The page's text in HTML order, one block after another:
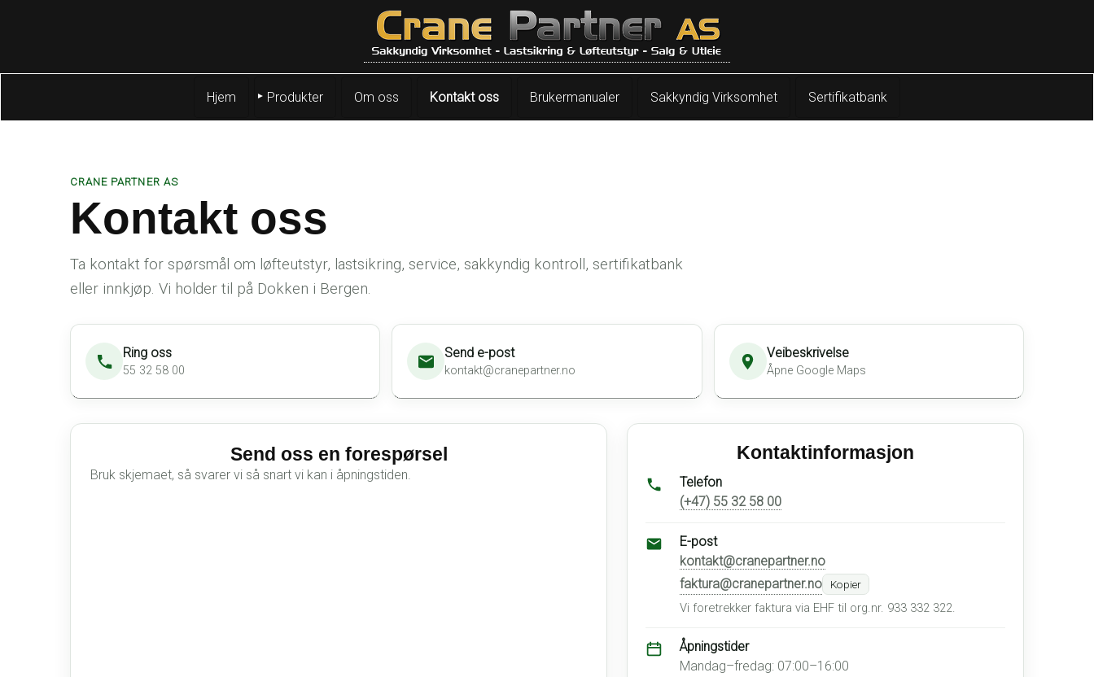
Hjem Produkter Om oss Kontakt oss Brukermanualer Sakkyndig Virksomhet Sertifikatbank
CRANE PARTNER AS
Kontakt oss
Ta kontakt for spørsmål om løfteutstyr, lastsikring, service, sakkyndig kontroll, sertifikatbank
eller innkjøp. Vi holder til på Dokken i Bergen.
Ring oss
55 32 58 00
Send e-post
kontakt@cranepartner.no
Veibeskrivelse
Åpne Google Maps
Send oss en forespørsel
Bruk skjemaet, så svarer vi så snart vi kan i åpningstiden.
Kontaktinformasjon
Telefon
(+47) 55 32 58 00
E-post
kontakt@cranepartner.no
faktura@cranepartner.no
Kopier
Vi foretrekker faktura via EHF til org.nr. 933 332 322.
Åpningstider
Mandag–fredag: 07:00–16:00